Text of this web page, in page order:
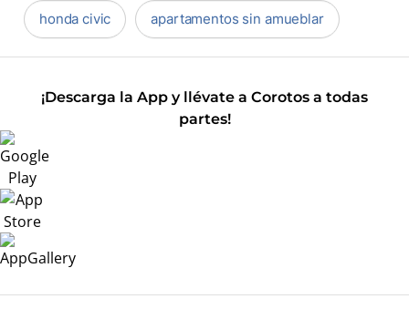
honda civic apartamentos sin amueblar
¡Descarga la App y llévate a Corotos a todas
partes!